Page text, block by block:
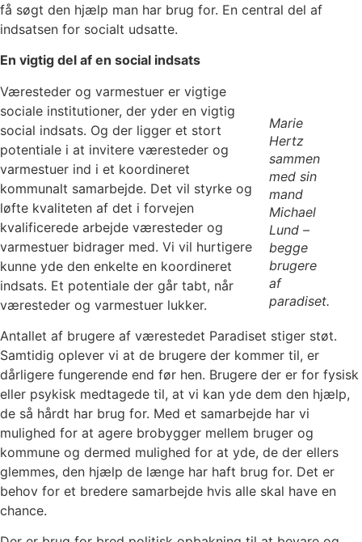
få søgt den hjælp man har brug for. En central del af
indsatsen for socialt udsatte.
En vigtig del af en social indsats
Marie
Hertz
sammen
med sin
mand
Michael
Lund –
begge
brugere
af
paradiset.
Væresteder og varmestuer er vigtige
sociale institutioner, der yder en vigtig
social indsats. Og der ligger et stort
potentiale i at invitere væresteder og
varmestuer ind i et koordineret
kommunalt samarbejde. Det vil styrke og
løfte kvaliteten af det i forvejen
kvalificerede arbejde væresteder og
varmestuer bidrager med. Vi vil hurtigere
kunne yde den enkelte en koordineret
indsats. Et potentiale der går tabt, når
væresteder og varmestuer lukker.
Antallet af brugere af værestedet Paradiset stiger støt.
Samtidig oplever vi at de brugere der kommer til, er
dårligere fungerende end før hen. Brugere der er for fysisk
eller psykisk medtagede til, at vi kan yde dem den hjælp,
de så hårdt har brug for. Med et samarbejde har vi
mulighed for at agere brobygger mellem bruger og
kommune og dermed mulighed for at yde, de der ellers
glemmes, den hjælp de længe har haft brug for. Det er
behov for et bredere samarbejde hvis alle skal have en
chance.